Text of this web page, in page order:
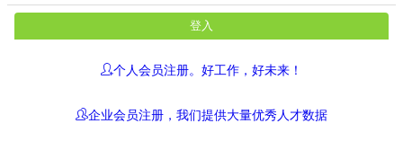
个人会员注册。好工作，好未来！
企业会员注册，我们提供大量优秀人才数据